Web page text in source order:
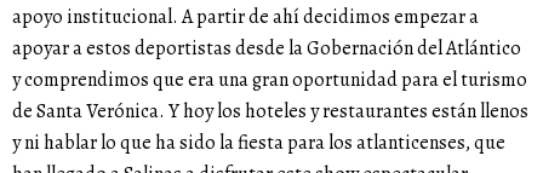
apoyo institucional. A partir de ahí decidimos empezar a
apoyar a estos deportistas desde la Gobernación del Atlántico
y comprendimos que era una gran oportunidad para el turismo
de Santa Verónica. Y hoy los hoteles y restaurantes están llenos
y ni hablar lo que ha sido la fiesta para los atlanticenses, que